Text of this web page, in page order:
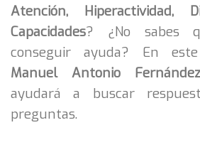
Atención, Hiperactividad,
Capacidades? ¿No sabes
conseguir ayuda? En
Manuel Antonio
ayudará a buscar
preguntas.